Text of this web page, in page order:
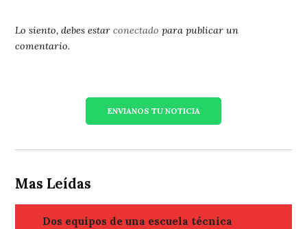
Lo siento, debes estarconectado para publicar un
comentario.
ENVIANOS TU NOTICIA
Mas Leídas